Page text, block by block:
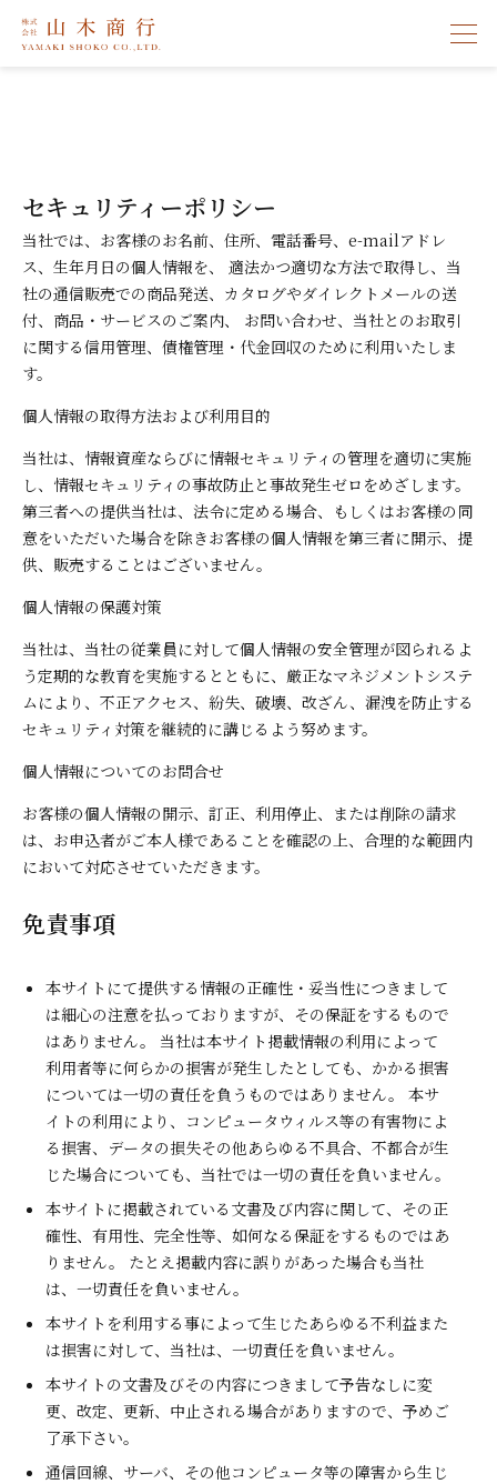
メ
セキュリティーポリシー
当社では、お客様のお名前、住所、電話番号、e-mailアドレ
ス、生年月日の個人情報を、 適法かつ適切な方法で取得し、当
社の通信販売での商品発送、カタログやダイレクトメールの送
付、商品・サービスのご案内、 お問い合わせ、当社とのお取引
に関する信用管理、債権管理・代金回収のために利用いたしま
す。
個人情報の取得方法および利用目的
当社は、情報資産ならびに情報セキュリティの管理を適切に実施
し、情報セキュリティの事故防止と事故発生ゼロをめざします。
第三者への提供当社は、法令に定める場合、もしくはお客様の同
意をいただいた場合を除きお客様の個人情報を第三者に開示、提
供、販売することはございません。
個人情報の保護対策
当社は、当社の従業員に対して個人情報の安全管理が図られるよ
う定期的な教育を実施するとともに、厳正なマネジメントシステ
ムにより、不正アクセス、紛失、破壊、改ざん、漏洩を防止する
セキュリティ対策を継続的に講じるよう努めます。
個人情報についてのお問合せ
お客様の個人情報の開示、訂正、利用停止、または削除の請求
は、お申込者がご本人様であることを確認の上、合理的な範囲内
において対応させていただきます。
免責事項
本サイトにて提供する情報の正確性・妥当性につきまして
は細心の注意を払っておりますが、その保証をするもので
はありません。 当社は本サイト掲載情報の利用によって
利用者等に何らかの損害が発生したとしても、かかる損害
については一切の責任を負うものではありません。 本サ
イトの利用により、コンピュータウィルス等の有害物によ
る損害、データの損失その他あらゆる不具合、不都合が生
じた場合についても、当社では一切の責任を負いません。
本サイトに掲載されている文書及び内容に関して、その正
確性、有用性、完全性等、如何なる保証をするものではあ
りません。 たとえ掲載内容に誤りがあった場合も当社
は、一切責任を負いません。
本サイトを利用する事によって生じたあらゆる不利益また
は損害に対して、当社は、一切責任を負いません。
本サイトの文書及びその内容につきまして予告なしに変
更、改定、更新、中止される場合がありますので、予めご
了承下さい。
通信回線、サーバ、その他コンピュータ等の障害から生じ